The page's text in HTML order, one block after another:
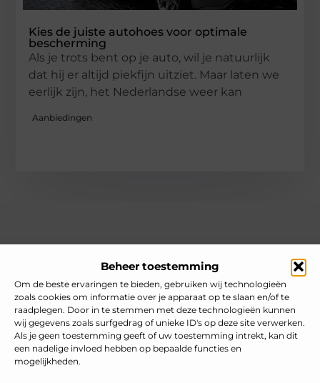
Beheer toestemming
Om de beste ervaringen te bieden, gebruiken wij technologieën
zoals cookies om informatie over je apparaat op te slaan en/of te
raadplegen. Door in te stemmen met deze technologieën kunnen
wij gegevens zoals surfgedrag of unieke ID's op deze site verwerken.
Als je geen toestemming geeft of uw toestemming intrekt, kan dit
een nadelige invloed hebben op bepaalde functies en
mogelijkheden.
Kies de juiste autohoes voor optimale
bescherming
Als je trots bent op je auto, wil je natuurlijk
dat hij er altijd piekfijn uitziet. Maar laten we
eerlijk zijn, het Nederlandse weer kan
Aanbiedingen
Jouw gids voor inspiratie en tips uit het dagelijks leven.
Ontdek een brede verzameling blogs en artikelen die je helpen
om het meeste uit elke dag te halen, met praktische adviezen
en verrassende inzichten.
Bericht categorie